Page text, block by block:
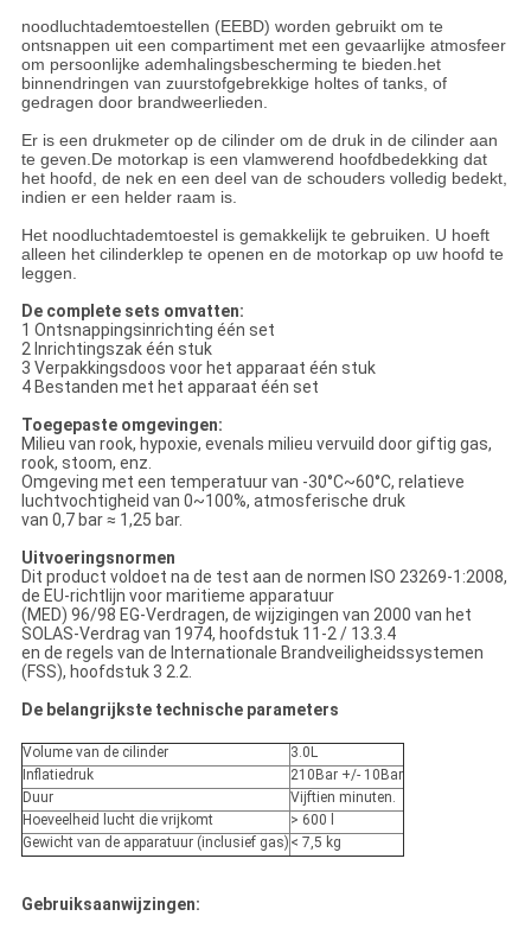
noodluchtademtoestellen (EEBD) worden gebruikt om te
ontsnappen uit een compartiment met een gevaarlijke atmosfeer
om persoonlijke ademhalingsbescherming te bieden.het
binnendringen van zuurstofgebrekkige holtes of tanks, of
gedragen door brandweerlieden.
Er is een drukmeter op de cilinder om de druk in de cilinder aan
te geven.De motorkap is een vlamwerend hoofdbedekking dat
het hoofd, de nek en een deel van de schouders volledig bedekt,
indien er een helder raam is.
Het noodluchtademtoestel is gemakkelijk te gebruiken. U hoeft
alleen het cilinderklep te openen en de motorkap op uw hoofd te
leggen.
De complete sets omvatten:
1 Ontsnappingsinrichting één set
2 Inrichtingszak één stuk
3 Verpakkingsdoos voor het apparaat één stuk
4 Bestanden met het apparaat één set
Toegepaste omgevingen:
Milieu van rook, hypoxie, evenals milieu vervuild door giftig gas,
rook, stoom, enz.
Omgeving met een temperatuur van -30°C~60°C, relatieve
luchtvochtigheid van 0~100%, atmosferische druk
van 0,7 bar ≈ 1,25 bar.
Uitvoeringsnormen
Dit product voldoet na de test aan de normen ISO 23269-1:2008,
de EU-richtlijn voor maritieme apparatuur
(MED) 96/98 EG-Verdragen, de wijzigingen van 2000 van het
SOLAS-Verdrag van 1974, hoofdstuk 11-2 / 13.3.4
en de regels van de Internationale Brandveiligheidssystemen
(FSS), hoofdstuk 3 2.2.
De belangrijkste technische parameters
Volume van de cilinder
3.0L
Inflatiedruk
210Bar +/- 10Bar
Duur
Vijftien minuten.
Hoeveelheid lucht die vrijkomt
> 600 l
Gewicht van de apparatuur (inclusief gas) < 7,5 kg
Gebruiksaanwijzingen: